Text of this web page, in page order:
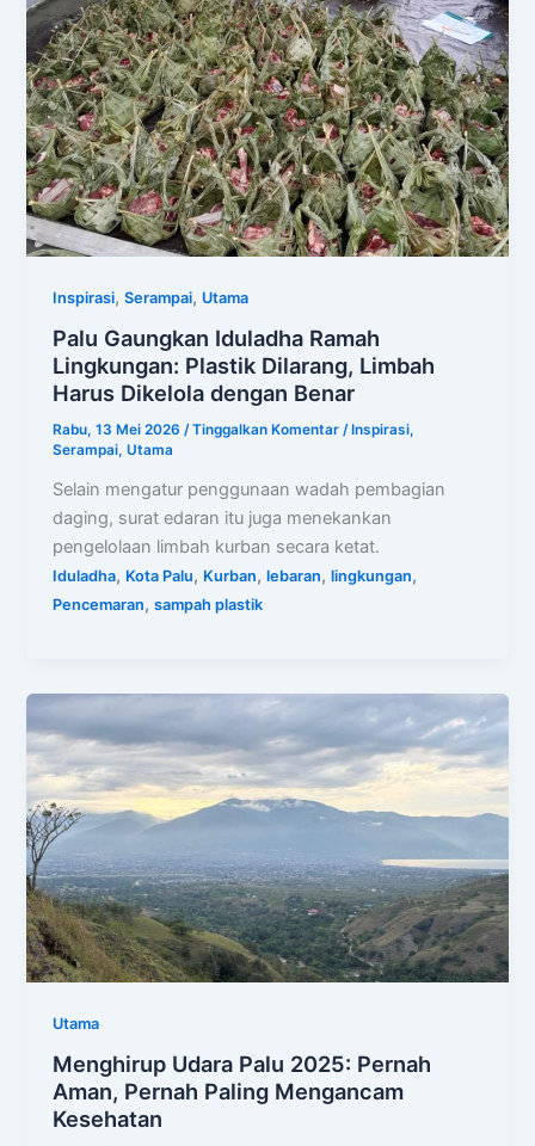
Inspirasi,Serampai, Utama
Palu Gaungkan Iduladha Ramah
Lingkungan: Plastik Dilarang, Limbah
Harus Dikelola dengan Benar
Rabu, 13 Mei 2026/Tinggalkan Komentar / Inspirasi,
Serampai,Utama
Selain mengatur penggunaan wadah pembagian
daging, surat edaran itu juga menekankan
pengelolaan limbah kurban secara ketat.
Iduladha, Kota Palu, Kurban,lebaran,lingkungan,
Pencemaran,sampah plastik
Utama
Menghirup Udara Palu 2025: Pernah
Aman, Pernah Paling Mengancam
Kesehatan